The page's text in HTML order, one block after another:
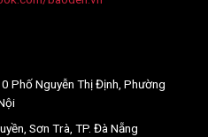
Phố Nguyễn Thị Định, Phường
Sơn Trà, TP. Đà Nẵng